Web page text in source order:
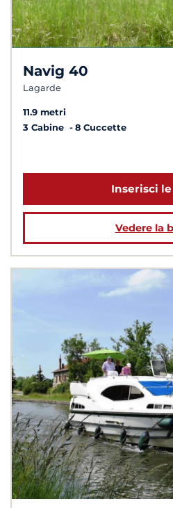
Navig 40
Lagarde
11.9 metri
3 Cabine
8 Cuccette
Inserisci
Vedere la